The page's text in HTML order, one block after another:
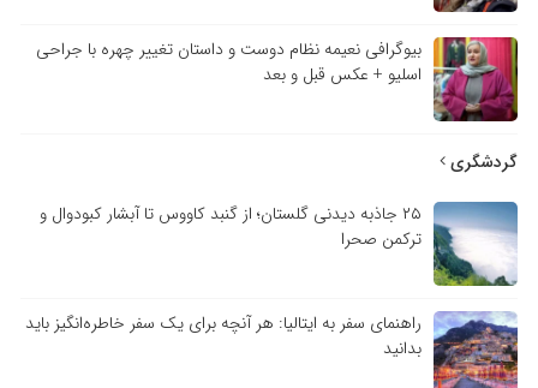
بیوگرافی نعیمه نظام دوست و داستان تغییر چهره با جراحی
اسلیو + عکس قبل و بعد
گردشگری
۲۵ جاذبه دیدنی گلستان؛ از گنبد کاووس تا آبشار کبودوال و
ترکمن صحرا
راهنمای سفر به ایتالیا: هر آنچه برای یک سفر خاطره‌انگیز باید
بدانید